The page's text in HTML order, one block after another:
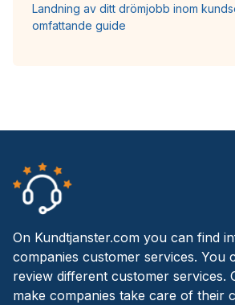
Landning av ditt drömjobb inom
omfattande guide
On Kundtjanster.com you can find
companies customer services. You
review different customer services.
make companies take care of their